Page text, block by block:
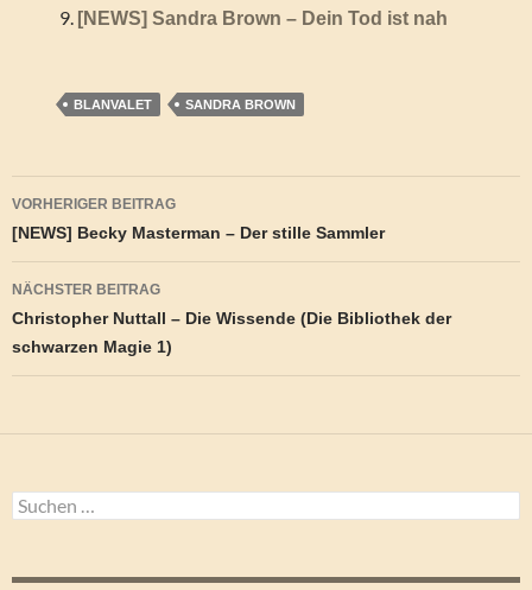
[NEWS] Sandra Brown – Dein Tod ist nah
BLANVALET SANDRA BROWN
Beitragsnavigation
VORHERIGER BEITRAG
[NEWS] Becky Masterman – Der stille Sammler
NÄCHSTER BEITRAG
Christopher Nuttall – Die Wissende (Die Bibliothek der
schwarzen Magie 1)
Suchen
nach: